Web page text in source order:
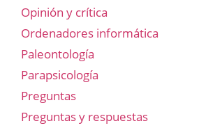
Opinión y crítica
Ordenadores informática
Paleontología
Parapsicología
Preguntas
Preguntas y respuestas